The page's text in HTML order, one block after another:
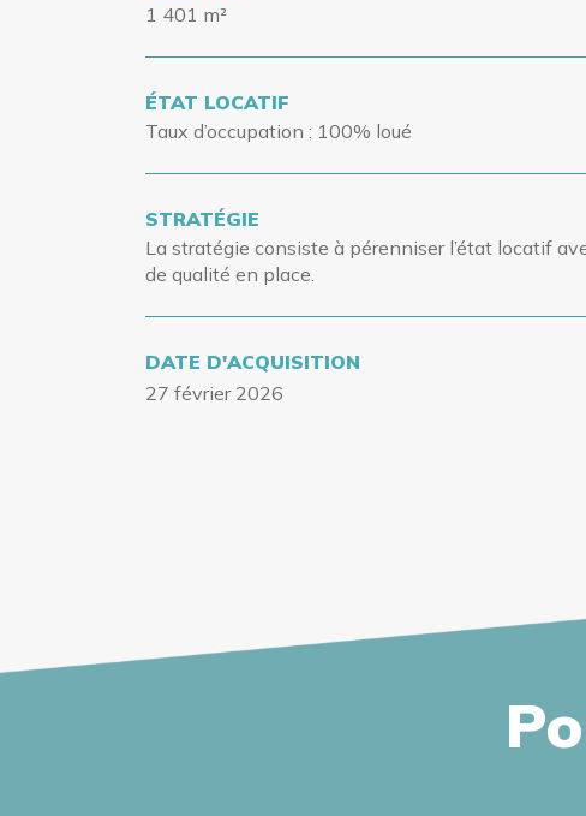
1 401 m²
ÉTAT LOCATIF
Taux d’occupation : 100% loué
STRATÉGIE
La stratégie consiste à pérenniser l’état locatif
de qualité en place.
DATE D'ACQUISITION
27 février 2026